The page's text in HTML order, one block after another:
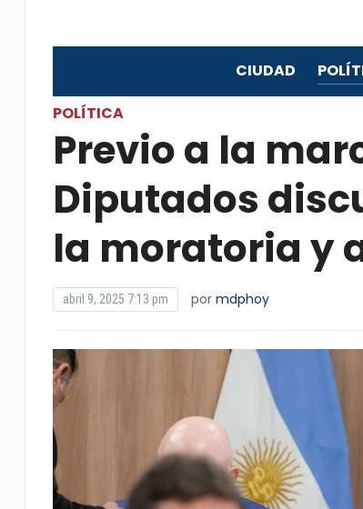
CIUDAD
POLÍTICA
Previo a la
Diputados
la moratoria y
abril 9, 2025 7:13 pm por mdphoy